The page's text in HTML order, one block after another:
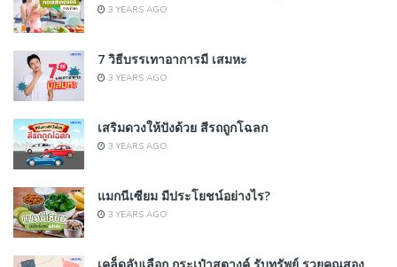
3 YEARS AGO
7 วิธีบรรเทาอาการมี เสมหะ
3 YEARS AGO
เสริมดวงให้ปังด้วย สีรถถูกโฉลก
3 YEARS AGO
แมกนีเซียม มีประโยชน์อย่างไร?
3 YEARS AGO